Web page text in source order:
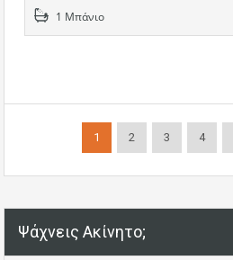
1 Μπάνιο
1 2 3 4
Ψάχνεις Ακίνητο;